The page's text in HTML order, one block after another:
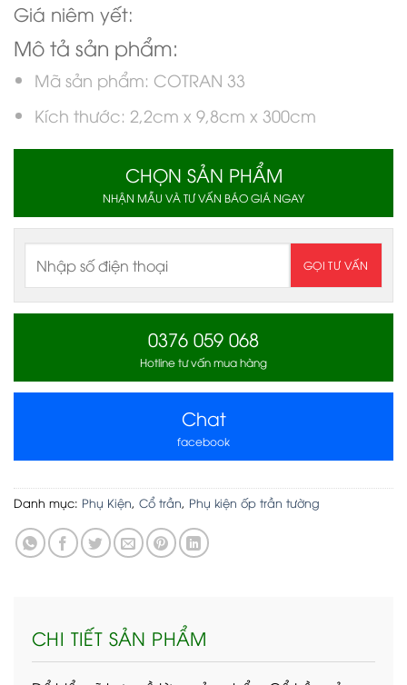
Giá niêm yết:
Mô tả sản phẩm:
Mã sản phẩm: COTRAN 33
Kích thước: 2,2cm x 9,8cm x 300cm
CHỌN SẢN PHẨM
NHẬN MẪU VÀ TƯ VẤN BÁO GIÁ NGAY
0376 059 068
Hotline tư vấn mua hàng
Chat
facebook
Danh mục: Phụ Kiện, Cổ trần, Phụ kiện ốp trần tường
CHI TIẾT SẢN PHẨM